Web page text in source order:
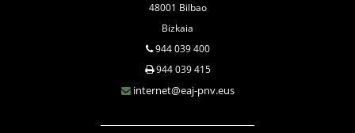
48001 Bilbao
Bizkaia
944 039 400
944 039 415
internet@eaj-pnv.eus